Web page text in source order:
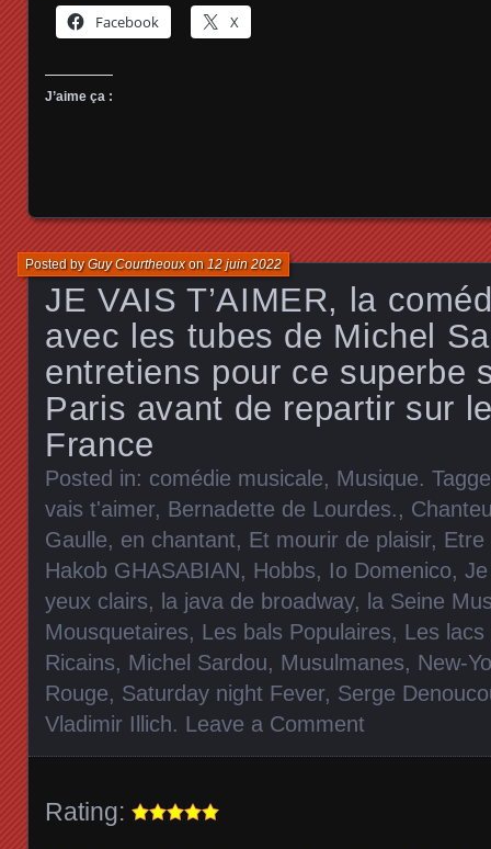
Facebook X
J’aime ça :
JE VAIS T’AIMER, la
avec les tubes de Michel
entretiens pour ce superbe
Paris avant de repartir sur
France
Posted byGuy Courtheouxon12 juin 2022
Posted in: comédie musicale, Musique.
vais t'aimer, Bernadette de Lourdes.,
Gaulle, en chantant, Et mourir de plaisir, Etre
Hakob GHASABIAN, Hobbs, Io Domenico,
yeux clairs, la java de broadway, la Seine
Mousquetaires, Les bals Populaires, Les
Ricains, Michel Sardou, Musulmanes, New-
Rouge, Saturday night Fever, Serge
Vladimir Illich. Leave a Comment
Rating: